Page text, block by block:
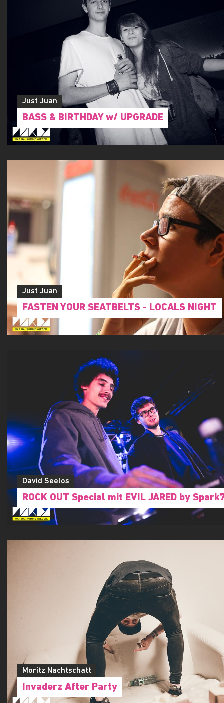
Just Juan
BASS & BIRTHDAY w/ UPGRADE
Just Juan
FASTEN YOUR SEATBELTS - LOCALS NIGHT
David Seelos
ROCK OUT Special mit EVIL JARED by
Moritz Nachtschatt
Invaderz After Party